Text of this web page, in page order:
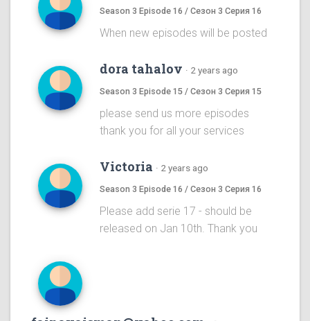
Season 3 Episode 16 / Сезон 3 Серия 16
When new episodes will be posted
dora tahalov · 2 years ago
Season 3 Episode 15 / Сезон 3 Серия 15
please send us more episodes
thank you for all your services
Victoria · 2 years ago
Season 3 Episode 16 / Сезон 3 Серия 16
Please add serie 17 - should be
released on Jan 10th. Thank you